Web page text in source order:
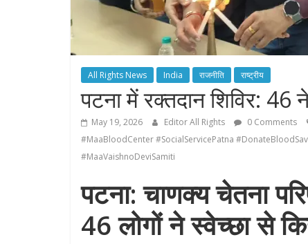
All Rights News India राजनीति राष्ट्रीय
पटना में रक्तदान शिविर: 46
May 19, 2026 Editor All Rights 0 Comments
#MaaBloodCenter #SocialServicePatna
#MaaVaishnoDeviSamiti
पटना: चाणक्य चेतना
46 लोगों ने स्वेच्छा से